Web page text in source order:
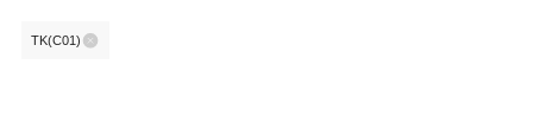
TK(C01)